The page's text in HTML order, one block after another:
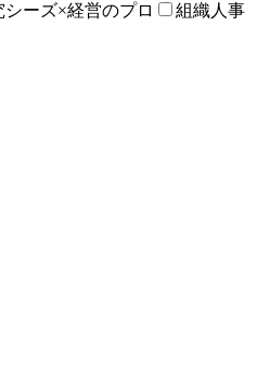
シーズ×経営のプロ
組織人事